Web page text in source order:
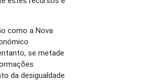
como a Nova
se metade
da desigualdade.